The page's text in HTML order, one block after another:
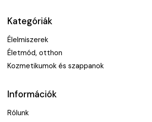
Kategóriák
Élelmiszerek
Életmód, otthon
Kozmetikumok és szappanok
Információk
Rólunk